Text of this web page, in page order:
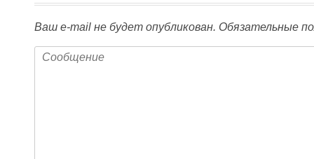
Ваш e-mail не будет опубликован. Обязательные